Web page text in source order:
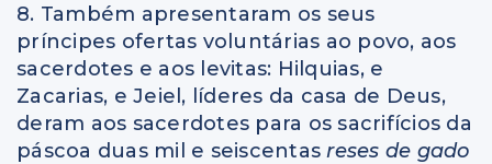
8. Também apresentaram os seus
príncipes ofertas voluntárias ao povo, aos
sacerdotes e aos levitas: Hilquias, e
Zacarias, e Jeiel, líderes da casa de Deus,
deram aos sacerdotes para os sacrifícios da
páscoa duas mil e seiscentasreses de gado